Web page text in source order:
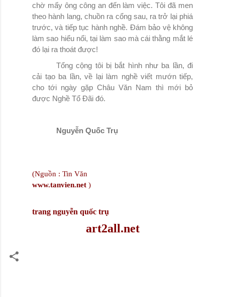
chờ mấy ông công an đến làm việc. Tôi đã men
theo hành lang, chuồn ra cổng sau, ra trở lại phiá
trước, và tiếp tục hành nghề. Đám bảo vệ không
làm sao hiểu nổi, tại làm sao mà cái thằng mắt lé
đó lại ra thoát được!
Tổng cộng tôi bị bắt hình như ba lần, đi
cải tạo ba lần, về lại làm nghề viết mướn tiếp,
cho tới ngày gặp Châu Văn Nam thì mới bỏ
được Nghề Tổ Đãi đó.
Nguyễn Quốc Trụ
(Nguồn : Tin Văn
www.tanvien.net )
trang nguyễn quốc trụ
art2all.net